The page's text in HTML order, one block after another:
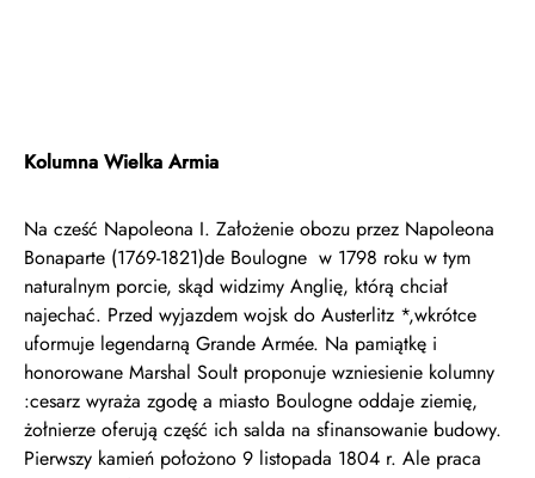
Kolumna Wielka Armia
Na cześć Napoleona I. Założenie obozu przez Napoleona
Bonaparte (1769-1821)de Boulogne w 1798 roku w tym
naturalnym porcie, skąd widzimy Anglię, którą chciał
najechać. Przed wyjazdem wojsk do Austerlitz *,wkrótce
uformuje legendarną Grande Armée. Na pamiątkę i
honorowane Marshal Soult proponuje wzniesienie kolumny
:cesarz wyraża zgodę a miasto Boulogne oddaje ziemię,
żołnierze oferują część ich salda na sfinansowanie budowy.
Pierwszy kamień położono 9 listopada 1804 r. Ale praca